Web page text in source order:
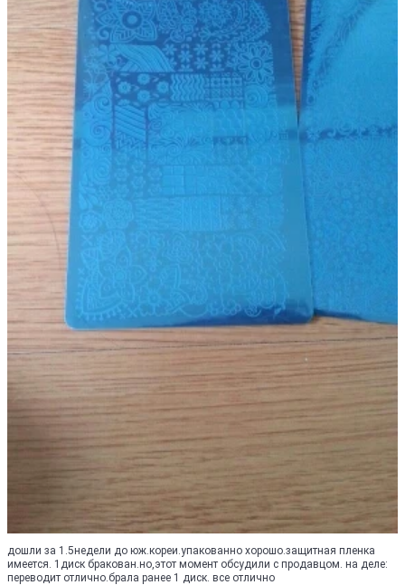
дошли за 1.5недели до юж.кореи.упакованно хорошо.защитная пленка
имеется. 1диск бракован.но,этот момент обсудили с продавцом. на деле:
переводит отлично.брала ранее 1 диск. все отлично